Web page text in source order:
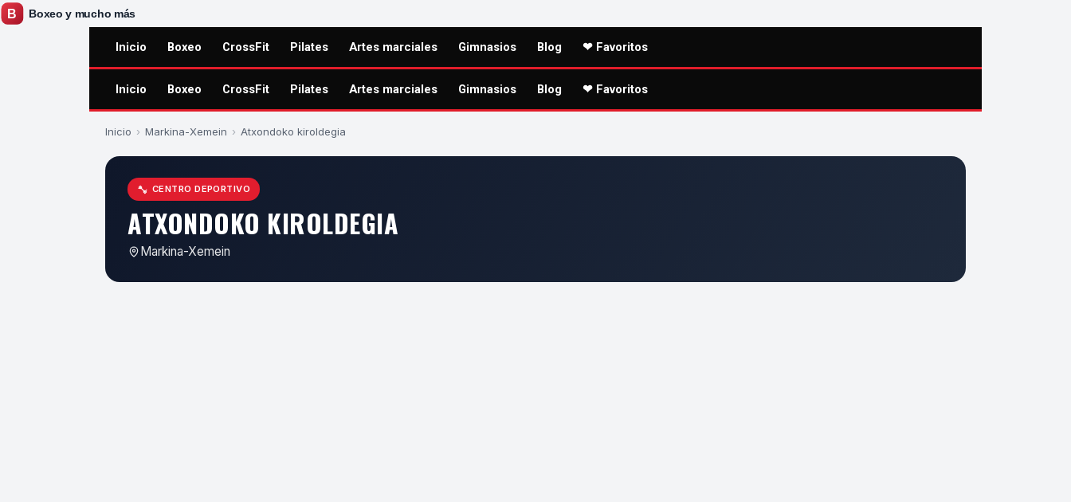
Inicio Boxeo CrossFit Pilates Artes marciales Gimnasios Blog ❤ Favoritos
Inicio Boxeo CrossFit Pilates Artes marciales Gimnasios Blog ❤ Favoritos
Inicio › Markina-Xemein › Atxondoko kiroldegia
CENTRO DEPORTIVO
ATXONDOKO KIROLDEGIA
Markina-Xemein